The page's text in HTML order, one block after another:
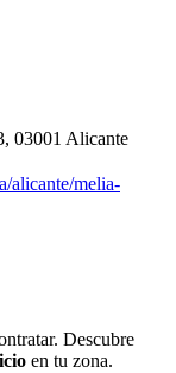
03001 Alicante
alicante/melia-
Descubre
en tu zona.